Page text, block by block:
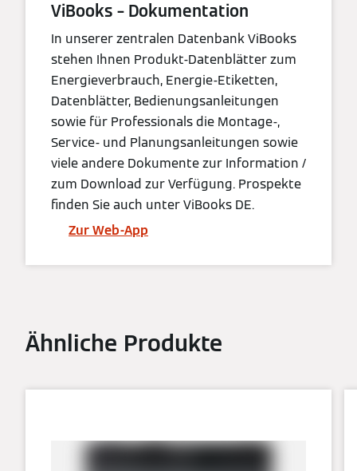
ViBooks – Dokumentation
In unserer zentralen Datenbank ViBooks
stehen Ihnen Produkt-Datenblätter zum
Energieverbrauch, Energie-Etiketten,
Datenblätter, Bedienungsanleitungen
sowie für Professionals die Montage-,
Service- und Planungsanleitungen sowie
viele andere Dokumente zur Information /
zum Download zur Verfügung. Prospekte
finden Sie auch unter ViBooks DE.
Zur Web-App
Ähnliche Produkte